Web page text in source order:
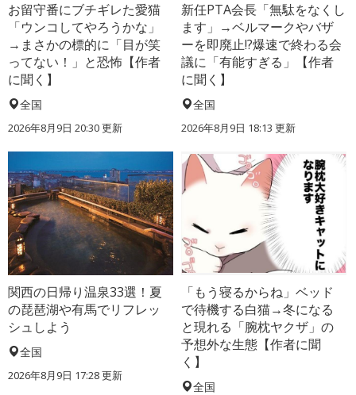
お留守番にブチギレた愛猫
「ウンコしてやろうかな」
→まさかの標的に「目が笑
ってない！」と恐怖【作者
に聞く】
全国
2026年8月9日 20:30更新
新任PTA会長「無駄をなくし
ます」→ベルマークやバザ
ーを即廃止!?爆速で終わる会
議に「有能すぎる」【作者
に聞く】
全国
2026年8月9日 18:13 更新
関西の日帰り温泉33選！夏
の琵琶湖や有馬でリフレッ
シュしよう
全国
2026年8月9日 17:28更新
「もう寝るからね」ベッド
で待機する白猫→冬になる
と現れる「腕枕ヤクザ」の
予想外な生態【作者に聞
く】
全国